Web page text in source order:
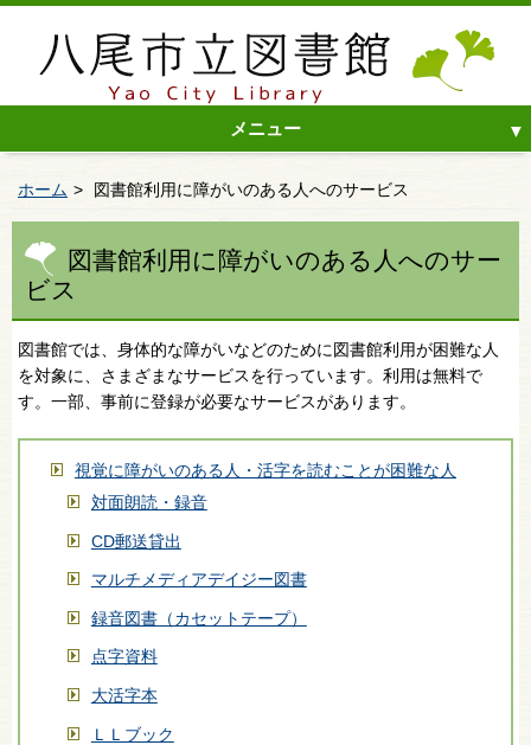
メニュー
ホーム 図書館利用に障がいのある人へのサービス
図書館利用に障がいのある人へのサー
ビス
図書館では、身体的な障がいなどのために図書館利用が困難な人
を対象に、さまざまなサービスを行っています。利用は無料で
す。一部、事前に登録が必要なサービスがあります。
視覚に障がいのある人・活字を読むことが困難な人
対面朗読・録音
CD郵送貸出
マルチメディアデイジー図書
録音図書（カセットテープ）
点字資料
大活字本
ＬＬブック